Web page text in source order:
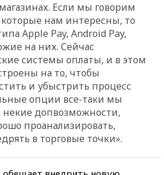
Если мы говорим
нам интересны, то
Apple Pay, Android Pay,
на них. Сейчас
системы оплаты, и в этом
на то, чтобы
и убыстрить процесс
опции все-таки мы
некие допвозможности,
проанализировать,
в торговые точки».